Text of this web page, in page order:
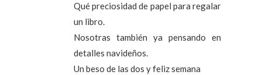
Qué preciosidad de papel para regalar
un libro.
Nosotras también ya pensando en
detalles navideños.
Un beso de las dos y feliz semana